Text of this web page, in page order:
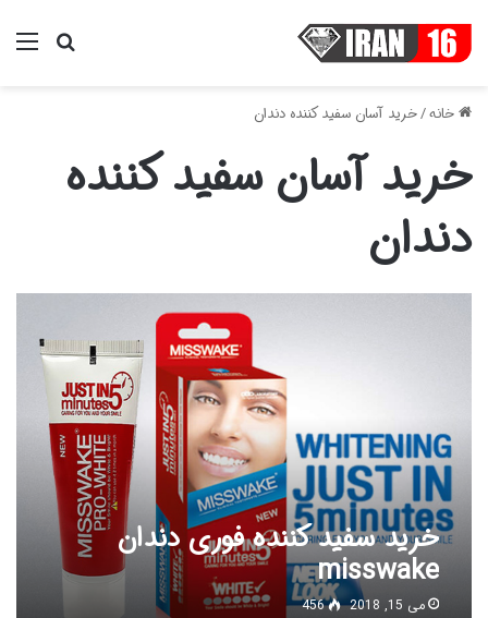
خانه/خرید آسان سفید کننده دندان
خرید آسان سفید کننده
دندان
خرید سفید کننده فوری دندان
misswake
می 15, 2018 456